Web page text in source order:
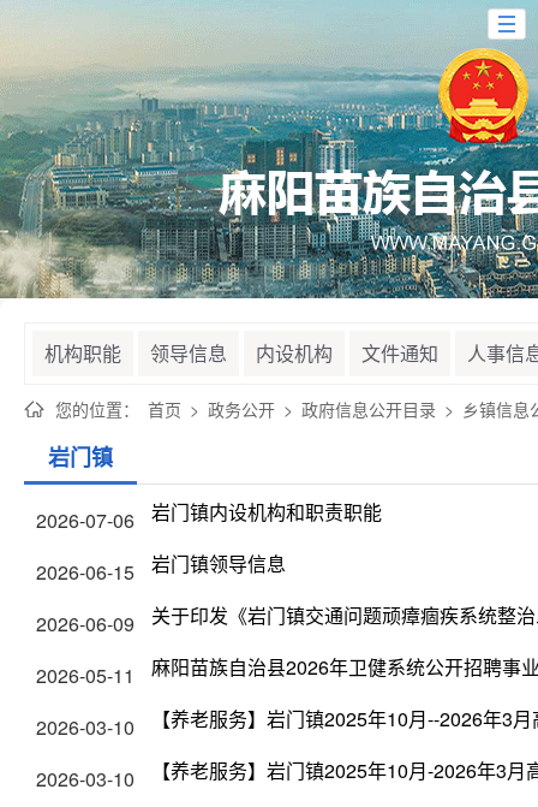
机构职能 领导信息 内设机构 文件通知 人事信
您的位置： 首页 > 政务公开 > 政府信息公开目录 > 乡镇信息
岩门镇
2026-07-06 岩门镇内设机构和职责职能
2026-06-15 岩门镇领导信息
2026-06-09 关于印发《岩门镇交通问题顽瘴痼疾系统整
2026-05-11 麻阳苗族自治县2026年卫健系统公开招聘事
2026-03-10 【养老服务】岩门镇2025年10月--2026年3
2026-03-10 【养老服务】岩门镇2025年10月-2026年3